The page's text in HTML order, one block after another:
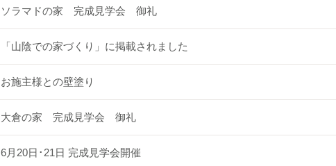
ソラマドの家 完成見学会 御礼
「山陰での家づくり」に掲載されました
お施主様との壁塗り
大倉の家 完成見学会 御礼
6月20日･21日 完成見学会開催